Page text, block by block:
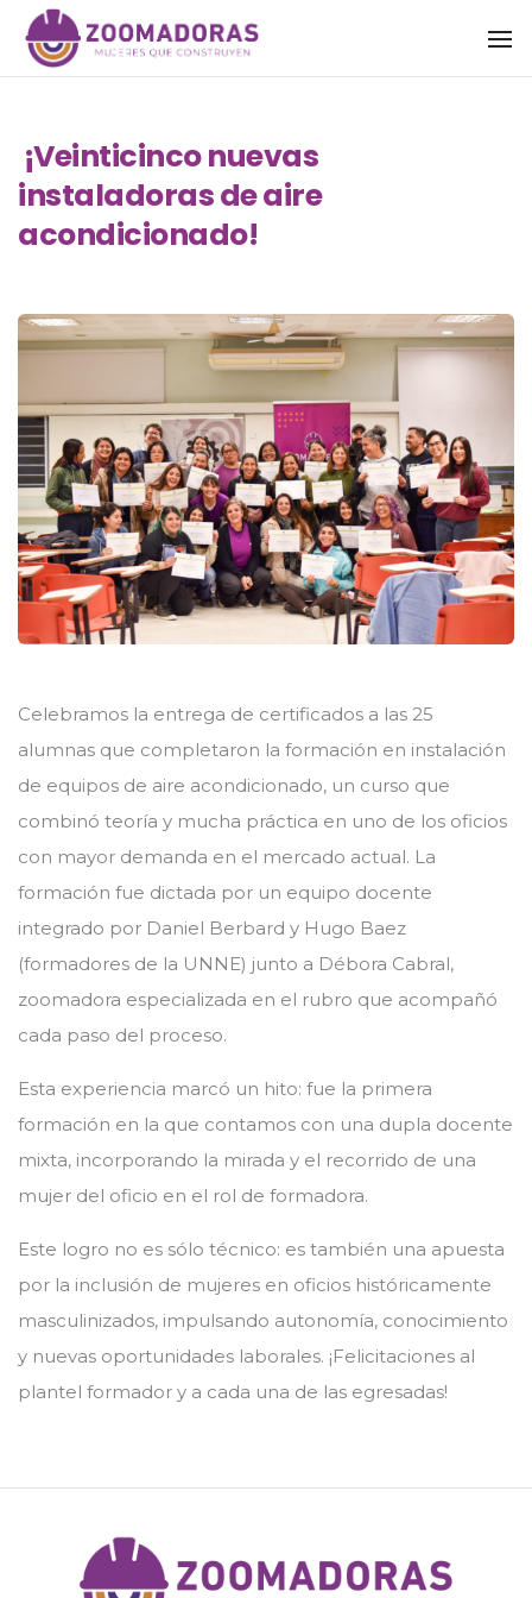
¡Veinticinco nuevas
instaladoras de aire
acondicionado!
Celebramos la entrega de certificados a las 25
alumnas que completaron la formación en instalación
de equipos de aire acondicionado, un curso que
combinó teoría y mucha práctica en uno de los oficios
con mayor demanda en el mercado actual. La
formación fue dictada por un equipo docente
integrado por Daniel Berbard y Hugo Baez
(formadores de la UNNE) junto a Débora Cabral,
zoomadora especializada en el rubro que acompañó
cada paso del proceso.
Esta experiencia marcó un hito: fue la primera
formación en la que contamos con una dupla docente
mixta, incorporando la mirada y el recorrido de una
mujer del oficio en el rol de formadora.
Este logro no es sólo técnico: es también una apuesta
por la inclusión de mujeres en oficios históricamente
masculinizados, impulsando autonomía, conocimiento
y nuevas oportunidades laborales. ¡Felicitaciones al
plantel formador y a cada una de las egresadas!